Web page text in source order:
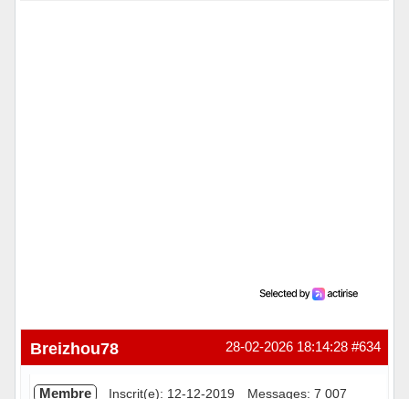
#634
28-02-2026 18:14:28
Breizhou78
Membre Inscrit(e): 12-12-2019 Messages: 7 007